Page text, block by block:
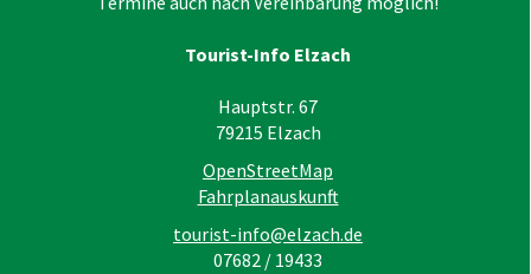
Tourist-Info Elzach
Hauptstr. 67
79215 Elzach
OpenStreetMap
Fahrplanauskunft
tourist-info@elzach.de
07682 / 19433